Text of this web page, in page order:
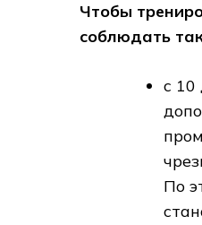
Чтобы
соблюдать
с 10
По